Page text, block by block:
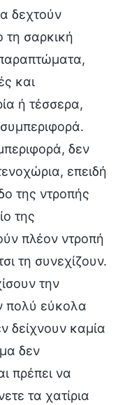
δεχτούν
τη σαρκική
και
ή τέσσερα,
δεν
επειδή
της ντροπής
της
πλέον ντροπή
τη συνεχίζουν.
την
πολύ εύκολα
δείχνουν καμία
δεν
πρέπει να
τα χατίρια